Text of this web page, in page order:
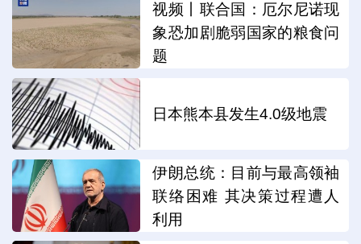
视频丨联合国：厄尔尼诺现
象恐加剧脆弱国家的粮食问
题
日本熊本县发生4.0级地震
伊朗总统：目前与最高领袖
联络困难 其决策过程遭人
利用